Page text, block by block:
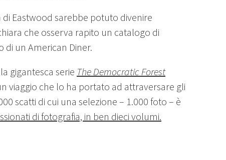
Eastwood sarebbe potuto divenire
che osserva rapito un catalogo di
di un American Diner.
gigantesca serie The Democratic Forest
viaggio che lo ha portato ad attraversare gli
scatti di cui una selezione – 1.000 foto – è
di fotografia, in ben dieci volumi.